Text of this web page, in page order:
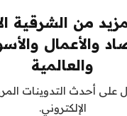
من الشرقية
والأعمال
والعالمية
أحدث التدوينات
الإلكتروني.